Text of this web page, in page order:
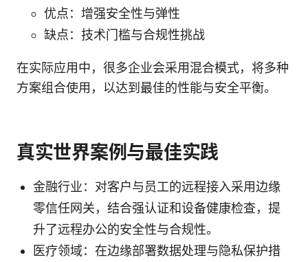
优点：增强安全性与弹性
缺点：技术门槛与合规性挑战
在实际应用中，很多企业会采用混合模式，将多种
方案组合使用，以达到最佳的性能与安全平衡。
真实世界案例与最佳实践
金融行业：对客户与员工的远程接入采用边缘
零信任网关，结合强认证和设备健康检查，提
升了远程办公的安全性与合规性。
医疗领域：在边缘部署数据处理与隐私保护措